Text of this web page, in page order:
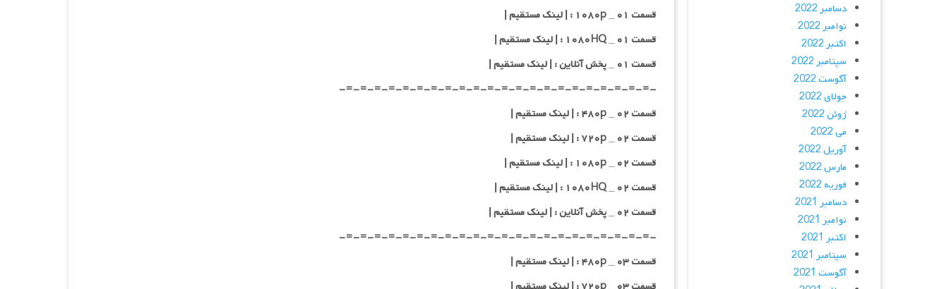
قسمت ۰۱ _ ۱۰۸۰p : | لینک مستقیم |
قسمت ۰۱ _ ۱۰۸۰HQ : | لینک مستقیم |
قسمت ۰۱ _ پخش آنلاین : | لینک مستقیم |
-=-=-=-=-=-=-=-=-=-=-=-=-=-=-=-=-=-=-=-=-=-=-
قسمت ۰۲ _ ۴۸۰p : | لینک مستقیم |
قسمت ۰۲ _ ۷۲۰p : | لینک مستقیم |
قسمت ۰۲ _ ۱۰۸۰p : | لینک مستقیم |
قسمت ۰۲ _ ۱۰۸۰HQ : | لینک مستقیم |
قسمت ۰۲ _ پخش آنلاین : | لینک مستقیم |
-=-=-=-=-=-=-=-=-=-=-=-=-=-=-=-=-=-=-=-=-=-=-
قسمت ۰۳ _ ۴۸۰p : | لینک مستقیم |
دسامبر 2022
نوامبر 2022
اکتبر 2022
سپتامبر 2022
آگوست 2022
جولای 2022
ژوئن 2022
می 2022
آوریل 2022
مارس 2022
فوریه 2022
دسامبر 2021
نوامبر 2021
اکتبر 2021
سپتامبر 2021
آگوست 2021